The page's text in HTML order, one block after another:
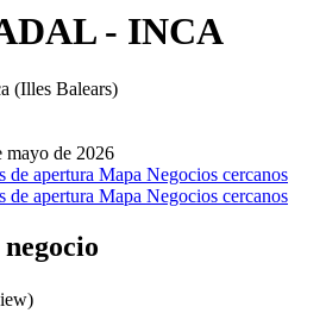
- INCA
(Illes Balears)
mayo de 2026
de apertura Mapa Negocios cercanos
de apertura Mapa Negocios cercanos